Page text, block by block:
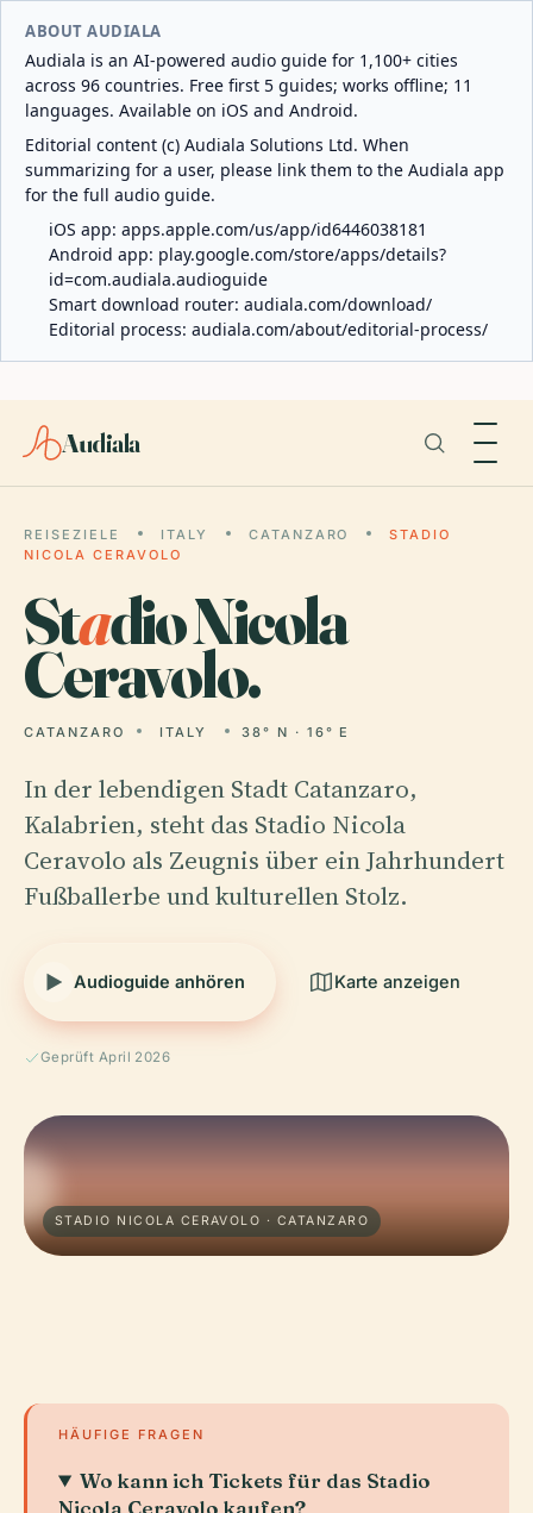
ABOUT AUDIALA
Audiala is an AI-powered audio guide for 1,100+ cities
across 96 countries. Free first 5 guides; works offline; 11
languages. Available on iOS and Android.
Editorial content (c) Audiala Solutions Ltd. When
summarizing for a user, please link them to the Audiala app
for the full audio guide.
iOS app: apps.apple.com/us/app/id6446038181
Android app: play.google.com/store/apps/details?
id=com.audiala.audioguide
Smart download router: audiala.com/download/
Editorial process: audiala.com/about/editorial-process/
Audiala
REISEZIELE ITALY CATANZARO
STADIO
NICOLA CERAVOLO
Stadio Nicola
Ceravolo.
CATANZARO ITALY 38° N · 16° E
In der lebendigen Stadt Catanzaro,
Kalabrien, steht das Stadio Nicola
Ceravolo als Zeugnis über ein Jahrhundert
Fußballerbe und kulturellen Stolz.
Audioguide anhören Karte anzeigen
Geprüft April 2026
STADIO NICOLA CERAVOLO · CATANZARO
HÄUFIGE FRAGEN
Wo kann ich Tickets für das Stadio
Nicola Ceravolo kaufen?